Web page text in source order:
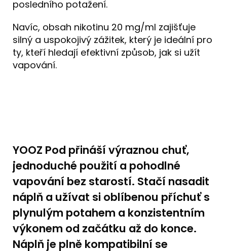
posledního potažení.
Navíc, obsah nikotinu 20 mg/ml zajišťuje
silný a uspokojivý zážitek, který je ideální pro
ty, kteří hledají efektivní způsob, jak si užít
vapování.
YOOZ Pod přináší výraznou chuť,
jednoduché použití a pohodlné
vapování bez starostí. Stačí nasadit
náplň a užívat si oblíbenou příchuť s
plynulým potahem a konzistentním
výkonem od začátku až do konce.
Náplň je plně kompatibilní se